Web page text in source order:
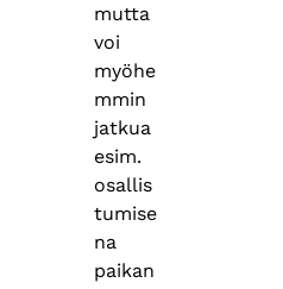
mutta
voi
myöhe
mmin
jatkua
esim.
osallis
tumise
na
paikan